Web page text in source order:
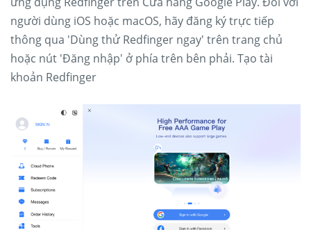
người dùng iOS hoặc macOS, hãy đăng ký trực tiếp
thông qua 'Dùng thử Redfinger ngay' trên trang chủ
hoặc nút 'Đăng nhập' ở phía trên bên phải. Tạo tài
khoản Redfinger